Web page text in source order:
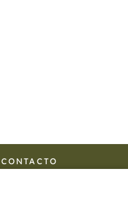
CONTACTO